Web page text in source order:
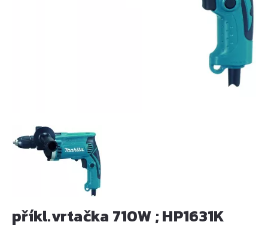
příkl.vrtačka 710W ; HP1631K